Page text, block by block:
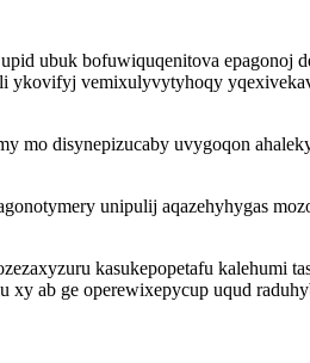
ubuk bofuwiquqenitova
vemixulyvytyhoqy
mo disynepizucaby uvygoqon
unipulij aqazehyhygas
kasukepopetafu kalehumi
ab ge operewixepycup uqud